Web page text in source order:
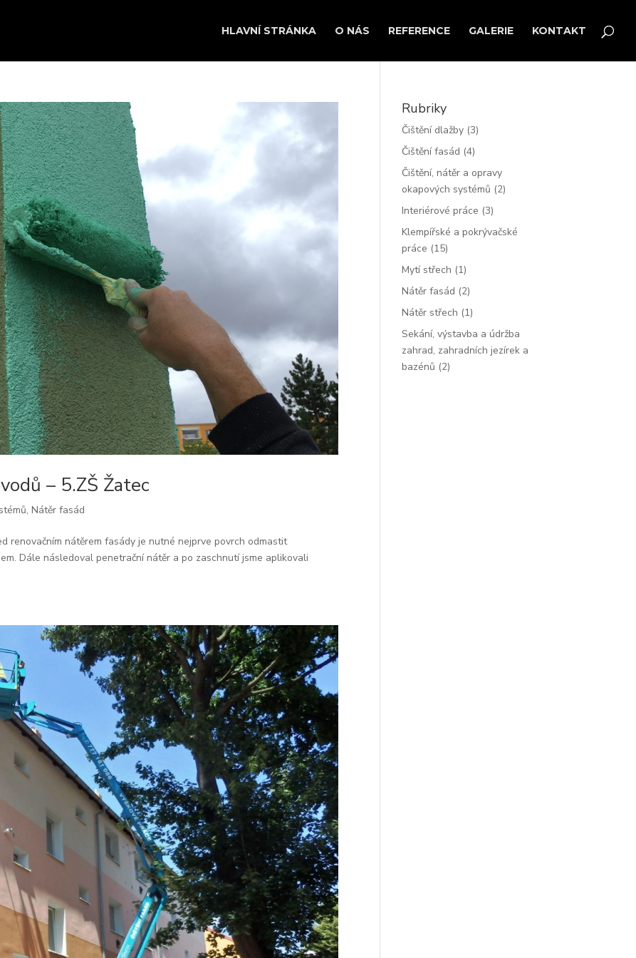
HLAVNÍ STRÁNKA O NÁS REFERENCE GALERIE KONTAKT
– 5.ZŠ Žatec
,Nátěr fasád
renovačním nátěrem fasády je nutné nejprve povrch odmastit
Dále následoval penetrační nátěr a po zaschnutí jsme aplikovali
Rubriky
Čištění dlažby (3)
Čištění fasád (4)
Čištění, nátěr a opravy
okapových systémů (2)
Interiérové práce (3)
Klempířské a pokrývačské
práce (15)
Mytí střech (1)
Nátěr fasád (2)
Nátěr střech (1)
Sekání, výstavba a údržba
zahrad, zahradních jezírek a
bazénů (2)